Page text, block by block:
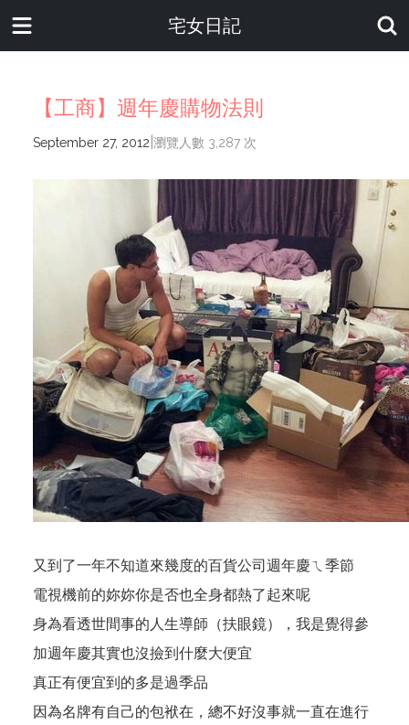
宅女日記
【工商】週年慶購物法則
September 27, 2012 瀏覽人數 3,287 次
又到了一年不知道來幾度的百貨公司週年慶ㄟ季節
電視機前的妳妳你是否也全身都熱了起來呢
身為看透世間事的人生導師（扶眼鏡），我是覺得參
加週年慶其實也沒撿到什麼大便宜
真正有便宜到的多是過季品
因為名牌有自己的包袱在，總不好沒事就一直在進行